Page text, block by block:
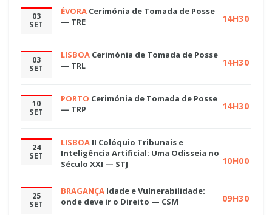
03
SET
ÉVORA Cerimónia de Tomada de Posse
— TRE
14H30
03
SET
LISBOA Cerimónia de Tomada de Posse
— TRL
14H30
10
SET
PORTO Cerimónia de Tomada de Posse
— TRP
14H30
24
SET
LISBOA II Colóquio Tribunais e
Inteligência Artificial: Uma Odisseia no
Século XXI — STJ
10H00
25
SET
BRAGANÇA Idade e Vulnerabilidade:
onde deve ir o Direito — CSM
09H30